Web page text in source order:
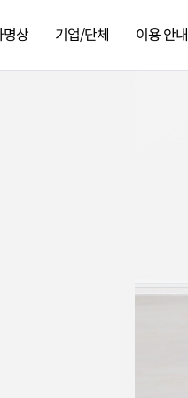
명상 기업/단체 이용 안내